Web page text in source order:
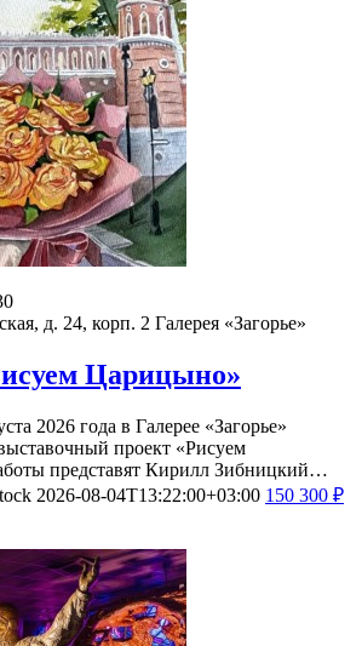
д. 24, корп. 2 Галерея «Загорье»
Царицыно»
2026 года в Галерее «Загорье»
проект «Рисуем
представят Кирилл Зибницкий…
2026-08-04T13:22:00+03:00 150 300 ₽